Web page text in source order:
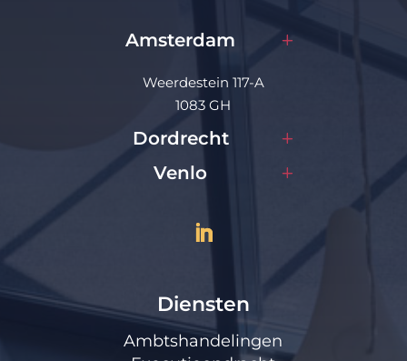
Amsterdam
Weerdestein 117-A
1083 GH
Dordrecht
Venlo
Diensten
Ambtshandelingen